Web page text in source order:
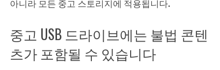
아니라 모든 중고 스토리지에 적용됩니다.
중고 USB 드라이브에는 불법 콘텐
츠가 포함될 수 있습니다